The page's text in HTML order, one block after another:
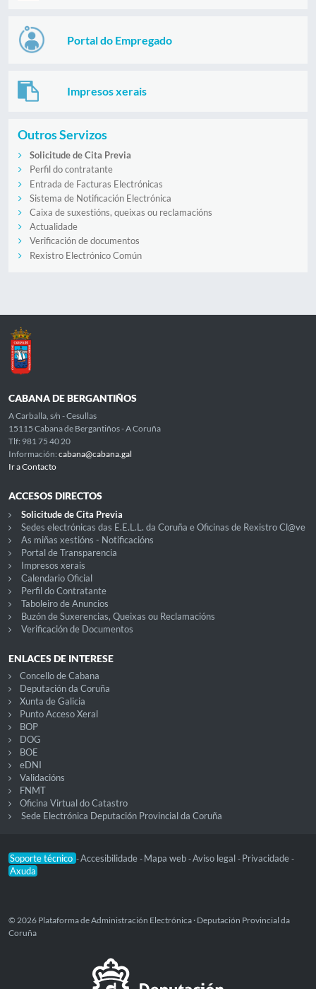
Portal do Empregado
Impresos xerais
Outros Servizos
Solicitude de Cita Previa
Perfil do contratante
Entrada de Facturas Electrónicas
Sistema de Notificación Electrónica
Caixa de suxestións, queixas ou reclamacións
Actualidade
Verificación de documentos
Rexistro Electrónico Común
CABANA DE BERGANTIÑOS
A Carballa, s/n - Cesullas
15115 Cabana de Bergantiños - A Coruña
Tlf: 981 75 40 20
Información: cabana@cabana.gal
Ir a Contacto
ACCESOS DIRECTOS
Solicitude de Cita Previa
Sedes electrónicas das E.E.L.L. da Coruña e Oficinas de Rexistro Cl@ve
As miñas xestións - Notificacións
Portal de Transparencia
Impresos xerais
Calendario Oficial
Perfil do Contratante
Taboleiro de Anuncios
Buzón de Suxerencias, Queixas ou Reclamacións
Verificación de Documentos
ENLACES DE INTERESE
Concello de Cabana
Deputación da Coruña
Xunta de Galicia
Punto Acceso Xeral
BOP
DOG
BOE
eDNI
Validacións
FNMT
Oficina Virtual do Catastro
Sede Electrónica Deputación Provincial da Coruña
Soporte técnico -Accesibilidade - Mapa web -Aviso legal - Privacidade -
Axuda
© 2026 Plataforma de Administración Electrónica · Deputación Provincial da
Coruña